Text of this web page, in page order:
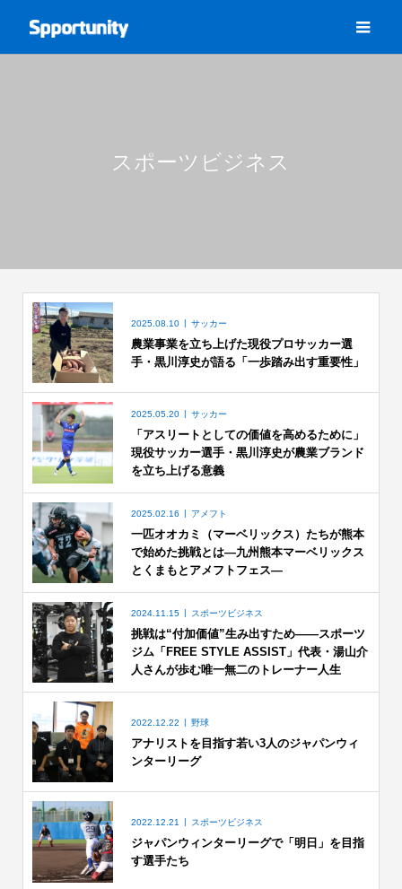
スポーツビジネス
2025.08.10 サッカー
農業事業を立ち上げた現役プロサッカー選
手・黒川淳史が語る「一歩踏み出す重要性」
2025.05.20 サッカー
「アスリートとしての価値を高めるために」
現役サッカー選手・黒川淳史が農業ブランド
を立ち上げる意義
2025.02.16 アメフト
一匹オオカミ（マーベリックス）たちが熊本
で始めた挑戦とは―九州熊本マーベリックス
とくまもとアメフトフェス―
2024.11.15 スポーツビジネス
挑戦は“付加価値”生み出すため――スポーツ
ジム「FREE STYLE ASSIST」代表・湯山介
人さんが歩む唯一無二のトレーナー人生
2022.12.22 野球
アナリストを目指す若い3人のジャパンウィ
ンターリーグ
2022.12.21 スポーツビジネス
ジャパンウィンターリーグで「明日」を目指
す選手たち